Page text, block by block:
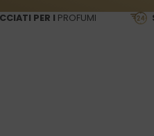
PER I PROFUMI